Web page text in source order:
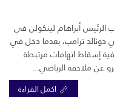
أبراهام لينكولن في
دونالد ترامب، بعدما دخل في
إسقاط اتهامات مرتبطة
عن ملاحقة الرياضي...
اكمل القراءة